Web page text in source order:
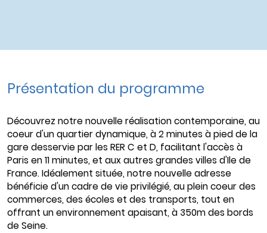
Présentation du programme
Découvrez notre nouvelle réalisation contemporaine, au
coeur d'un quartier dynamique, à 2 minutes à pied de la
gare desservie par les RER C et D, facilitant l'accès à
Paris en 11 minutes, et aux autres grandes villes d'Ile de
France. Idéalement située, notre nouvelle adresse
bénéficie d'un cadre de vie privilégié, au plein coeur des
commerces, des écoles et des transports, tout en
offrant un environnement apaisant, à 350m des bords
de Seine.